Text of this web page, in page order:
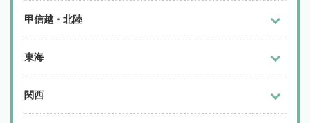
甲信越・北陸
東海
関西